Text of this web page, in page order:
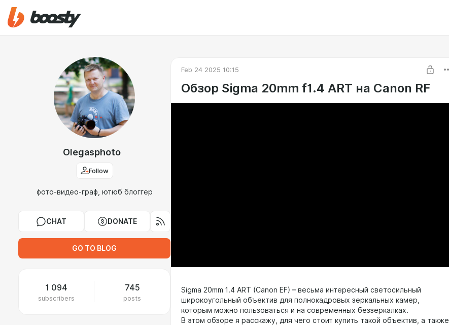
Olegasphoto
Follow
фото-видео-граф, ютюб блоггер
CHAT DONATE
GO TO BLOG
1 094
subscribers
745
posts
Feb 24 2025 10:15
Обзор Sigma 20mm f1.4 ART на Canon RF
Sigma 20mm 1.4 ART (Canon EF) – весьма интересный светосильный
широкоугольный объектив для полнокадровых зеркальных камер,
которым можно пользоваться и на современных беззеркалках.
В этом обзоре я расскажу, для чего стоит купить такой объектив, а также